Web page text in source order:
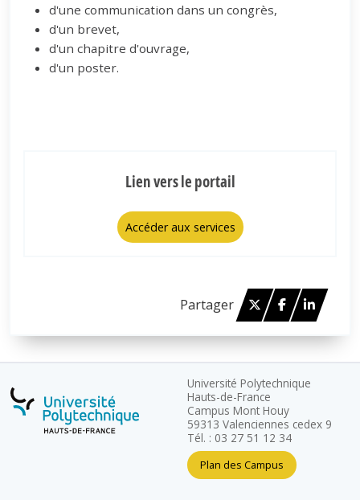
d'une communication dans un congrès,
d'un brevet,
d'un chapitre d'ouvrage,
d'un poster.
Partager TwitterFacebook
Linked
Lien vers le portail
Accéder aux services
Université Polytechnique
Hauts-de-France
Campus Mont Houy
59313 Valenciennes cedex 9
Tél. : 03 27 51 12 34
Plan des Campus